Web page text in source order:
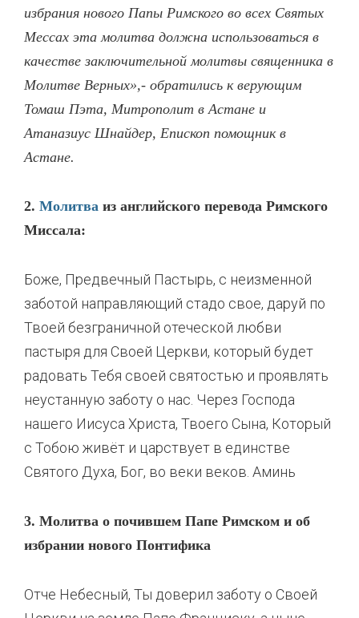
избрания нового Папы Римского во всех Святых
Мессах эта молитва должна использоваться в
качестве заключительной молитвы священника в
Молитве Верных»,- обратились к верующим
Томаш Пэта, Митрополит в Астане и
Атаназиус Шнайдер, Епископ помощник в
Астане.
2. Молитва из английского перевода Римского
Миссала:
Боже, Предвечный Пастырь, с неизменной
заботой направляющий стадо свое, даруй по
Твоей безграничной отеческой любви
пастыря для Своей Церкви, который будет
радовать Тебя своей святостью и проявлять
неустанную заботу о нас. Через Господа
нашего Иисуса Христа, Твоего Сына, Который
с Тобою живёт и царствует в единстве
Святого Духа, Бог, во веки веков. Аминь
3. Молитва о почившем Папе Римском и об
избрании нового Понтифика
Отче Небесный, Ты доверил заботу о Своей